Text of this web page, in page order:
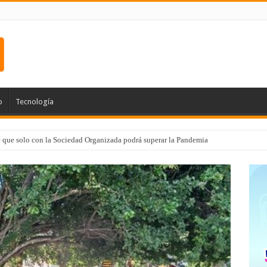
Tecnología
solo con la Sociedad Organizada podrá superar la Pandemia